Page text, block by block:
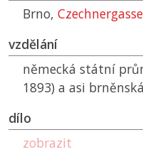
Brno, Czechnergasse
vzdělání
německá státní
1893) a asi
dílo
zobrazit